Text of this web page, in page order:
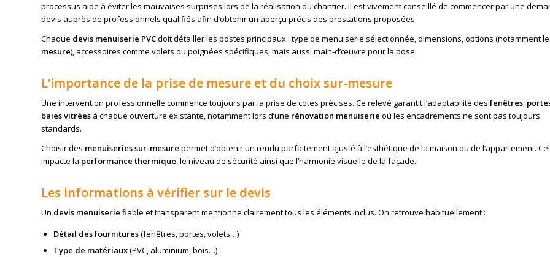
processus aide à éviter les mauvaises surprises lors de la réalisation du chantier. Il est vivement conseillé de commencer par une
devis auprès de professionnels qualifiés afin d’obtenir un aperçu précis des prestations proposées.
Chaque devis menuiserie PVCdoit détailler les postes principaux : type de menuiserie sélectionnée, dimensions, options (notamment le
mesure), accessoires comme volets ou poignées spécifiques, mais aussi main-d’œuvre pour la pose.
L’importance de la prise de mesure et du choix sur-mesure
Une intervention professionnelle commence toujours par la prise de cotes précises. Ce relevé garantit l’adaptabilité des fenêtres,
baies vitrées à chaque ouverture existante, notamment lors d’une rénovation menuiserie où les encadrements ne sont pas toujours
standards.
Choisir des menuiseries sur-mesure permet d’obtenir un rendu parfaitement ajusté à l’esthétique de la maison ou de l’appartement.
impacte la performance thermique, le niveau de sécurité ainsi que l’harmonie visuelle de la façade.
Les informations à vérifier sur le devis
Un devis menuiserie fiable et transparent mentionne clairement tous les éléments inclus. On retrouve habituellement :
Détail des fournitures(fenêtres, portes, volets…)
Type de matériaux(PVC, aluminium, bois…)